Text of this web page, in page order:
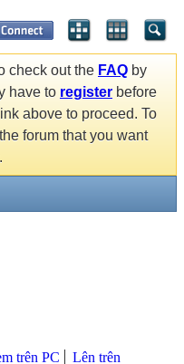
check out the FAQ by
have to register before
above to proceed. To
forum that you want
trên PC Lên trên